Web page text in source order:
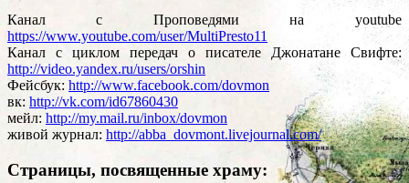
Канал с Проповедями на youtube
https://www.youtube.com/user/MultiPresto11
Канал с циклом передач о писателе Джонатане Свифте:
http://video.yandex.ru/users/orshin
Фейсбук: http://www.facebook.com/dovmon
вк: http://vk.com/id67860430
мейл: http://my.mail.ru/inbox/dovmon
живой журнал: http://abba_dovmont.livejournal.com/
Страницы, посвященные храму: